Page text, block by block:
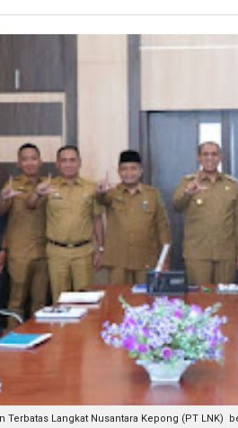
Langkat Nusantara Kepong (PT LNK)